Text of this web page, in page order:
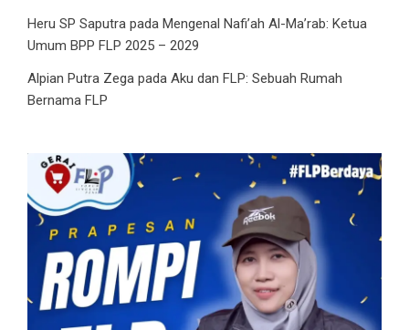
Heru SP Saputra pada Mengenal Nafi’ah Al-Ma’rab: Ketua
Umum BPP FLP 2025 – 2029
Alpian Putra Zega pada Aku dan FLP: Sebuah Rumah
Bernama FLP